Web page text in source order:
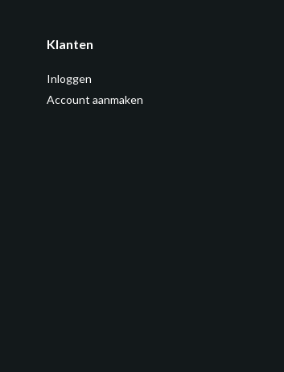
Klanten
Inloggen
Account aanmaken